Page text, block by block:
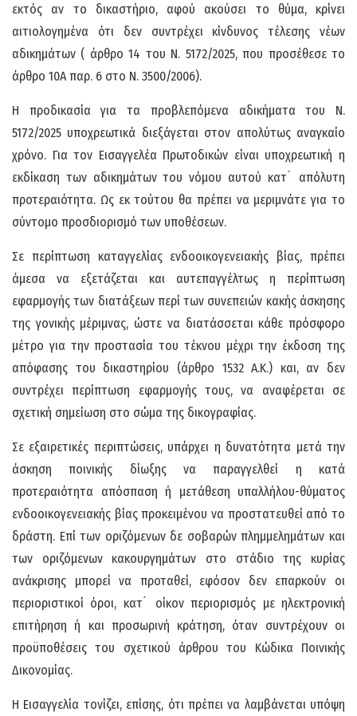
εκτός αν το δικαστήριο, αφού ακούσει το θύμα, κρίνει
αιτιολογημένα ότι δεν συντρέχει κίνδυνος τέλεσης νέων
αδικημάτων ( άρθρο 14 του Ν. 5172/2025, που προσέθεσε το
άρθρο 10Α παρ. 6 στο Ν. 3500/2006).
Η προδικασία για τα προβλεπόμενα αδικήματα του Ν.
5172/2025 υποχρεωτικά διεξάγεται στον απολύτως αναγκαίο
χρόνο. Για τον Εισαγγελέα Πρωτοδικών είναι υποχρεωτική η
εκδίκαση των αδικημάτων του νόμου αυτού κατ ́ απόλυτη
προτεραιότητα. Ως εκ τούτου θα πρέπει να μεριμνάτε για το
σύντομο προσδιορισμό των υποθέσεων.
Σε περίπτωση καταγγελίας ενδοοικογενειακής βίας, πρέπει
άμεσα να εξετάζεται και αυτεπαγγέλτως η περίπτωση
εφαρμογής των διατάξεων περί των συνεπειών κακής άσκησης
της γονικής μέριμνας, ώστε να διατάσσεται κάθε πρόσφορο
μέτρο για την προστασία του τέκνου μέχρι την έκδοση της
απόφασης του δικαστηρίου (άρθρο 1532 Α.Κ.) και, αν δεν
συντρέχει περίπτωση εφαρμογής τους, να αναφέρεται σε
σχετική σημείωση στο σώμα της δικογραφίας.
Σε εξαιρετικές περιπτώσεις, υπάρχει η δυνατότητα μετά την
άσκηση ποινικής δίωξης να παραγγελθεί η κατά
προτεραιότητα απόσπαση ή μετάθεση υπαλλήλου-θύματος
ενδοοικογενειακής βίας προκειμένου να προστατευθεί από το
δράστη. Επί των οριζόμενων δε σοβαρών πλημμελημάτων και
των οριζόμενων κακουργημάτων στο στάδιο της κυρίας
ανάκρισης μπορεί να προταθεί, εφόσον δεν επαρκούν οι
περιοριστικοί όροι, κατ ́ οίκον περιορισμός με ηλεκτρονική
επιτήρηση ή και προσωρινή κράτηση, όταν συντρέχουν οι
προϋποθέσεις του σχετικού άρθρου του Κώδικα Ποινικής
Δικονομίας.
Η Εισαγγελία τονίζει, επίσης, ότι πρέπει να λαμβάνεται υπόψη